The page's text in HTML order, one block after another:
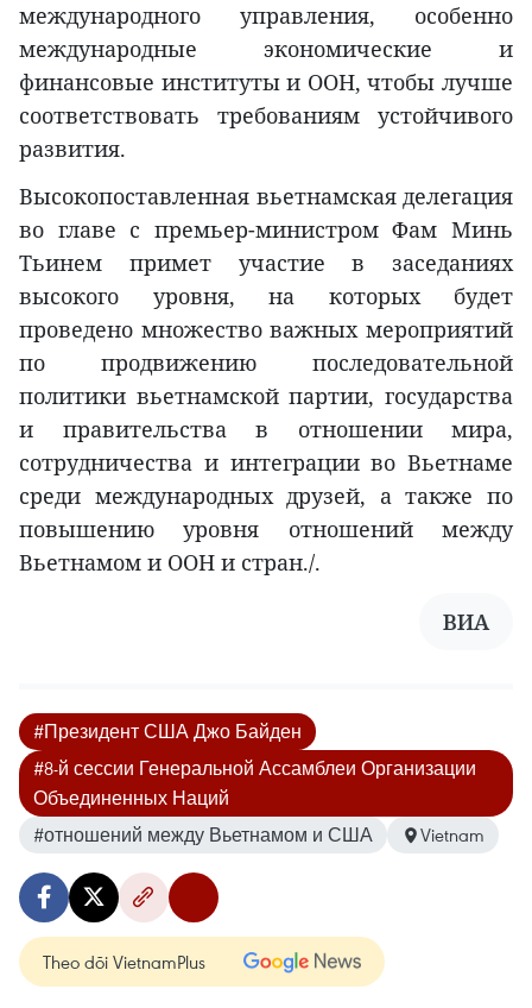
международного управления, особенно
международные экономические и
финансовые институты и ООН, чтобы лучше
соответствовать требованиям устойчивого
развития.
Высокопоставленная вьетнамская делегация
во главе с премьер-министром Фам Минь
Тьинем примет участие в заседаниях
высокого уровня, на которых будет
проведено множество важных мероприятий
по продвижению последовательной
политики вьетнамской партии, государства
и правительства в отношении мира,
сотрудничества и интеграции во Вьетнаме
среди международных друзей, а также по
повышению уровня отношений между
Вьетнамом и ООН и стран./.
ВИА
#Президент США Джо Байден
#8-й сессии Генеральной Ассамблеи Организации
Объединенных Наций
#отношений между Вьетнамом и США
Vietnam
Theo dõi VietnamPlus